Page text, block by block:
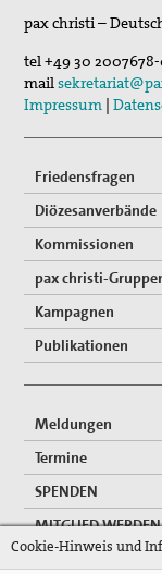
Programm der
pax christi –
tel+49 30
mail
Impressum |
Friedensfragen
Diözesanverbände
Kommissionen
pax christi-
Kampagnen
Publikationen
Meldungen
Termine
SPENDEN
MITGLIED WERDEN
Cookie-Hinweis und